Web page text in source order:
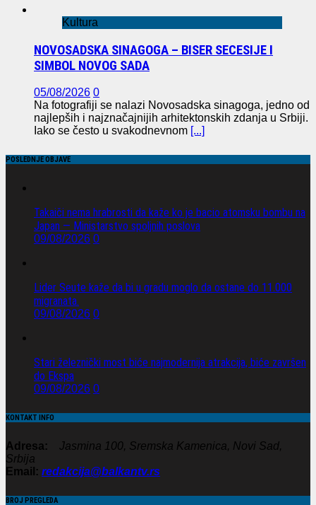
Kultura
NOVOSADSKA SINAGOGA – BISER SECESIJE I
SIMBOL NOVOG SADA
05/08/2026 0
Na fotografiji se nalazi Novosadska sinagoga, jedno od
najlepših i najznačajnijih arhitektonskih zdanja u Srbiji.
Iako se često u svakodnevnom [...]
POSLEDNJE OBJAVE
Takaiči nema hrabrosti da kaže ko je bacio atomsku bombu na
Japan — Ministarstvo spoljnih poslova
09/08/2026 0
Lider Seute kaže da bi u gradu moglo da ostane do 11.000
migranata.
09/08/2026 0
Stari železnički most biće najmodernija atrakcija, biće završen
do Ekspa
09/08/2026 0
KONTAKT INFO
Adresa:
Jasmina 100, Sremska Kamenica, Novi Sad,
Srbija
Email: redakcija@balkantv.rs
BROJ PREGLEDA